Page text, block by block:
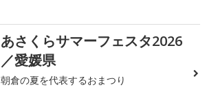
あさくらサマーフェスタ2026
／愛媛県
朝倉の夏を代表するおまつり